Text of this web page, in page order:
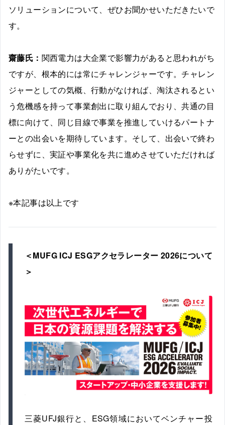
ソリューションについて、ぜひお聞かせいただきたいで
す。
齋藤氏： 関西電力は大企業で影響力があると思われがち
ですが、根本的には常にチャレンジャーです。チャレン
ジャーとしての気概、行動がなければ、淘汰されるとい
う危機感を持って事業創出に取り組んでおり、共通の目
標に向けて、同じ目線で事業を推進していけるパートナ
ーとの出会いを期待しています。そして、出会いで終わ
らせずに、実証や事業化を共に進めさせていただければ
ありがたいです。
※本記事は以上です
＜MUFG ICJ ESGアクセラレーター 2026について
＞
三菱UFJ銀行と、ESG領域においてベンチャー投